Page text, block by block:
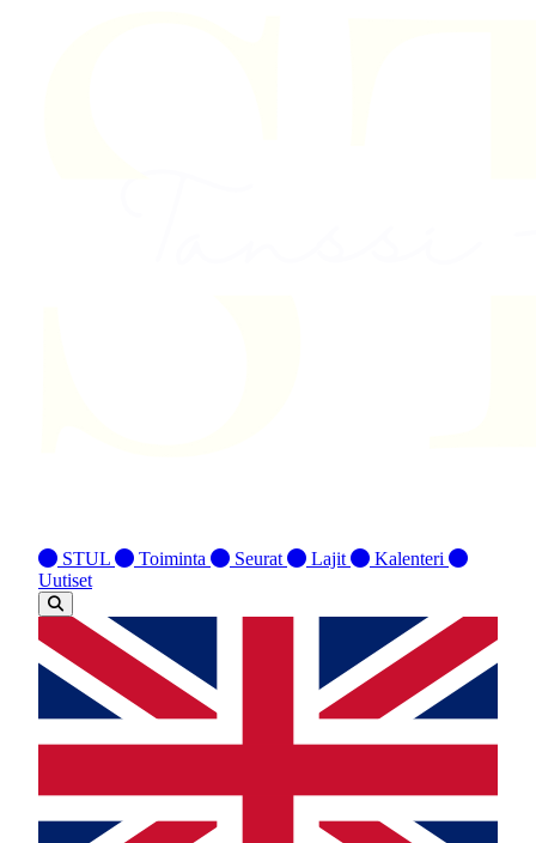
STUL Toiminta Seurat Lajit
Kalenteri
Uutiset